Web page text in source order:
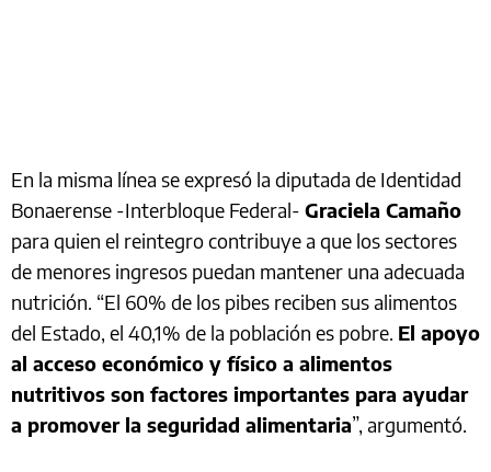
En la misma línea se expresó la diputada de Identidad
Bonaerense -Interbloque Federal- Graciela Camaño
para quien el reintegro contribuye a que los sectores
de menores ingresos puedan mantener una adecuada
nutrición. “El 60% de los pibes reciben sus alimentos
del Estado, el 40,1% de la población es pobre. El apoyo
al acceso económico y físico a alimentos
nutritivos son factores importantes para ayudar
a promover la seguridad alimentaria”, argumentó.